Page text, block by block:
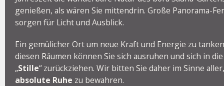
genießen, als wären Sie mittendrin. Große Panorama-
sorgen für Licht und Ausblick.
Ein gemülicher Ort um neue Kraft und Energie zu
diesen Räumen können Sie sich ausruhen und sich in die
„Stille“ zurückziehen. Wir bitten Sie daher im Sinne aller,
absolute Ruhe zu bewahren.